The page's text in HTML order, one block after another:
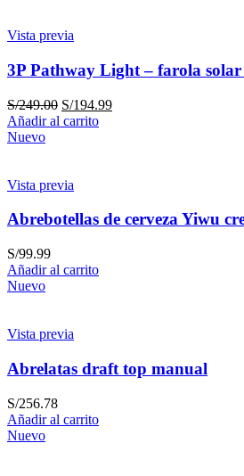
Vista previa
3P Pathway Light – farola
S/249.00 S/194.99
Añadir al carrito
Nuevo
Vista previa
Abrebotellas de cerveza Yiwu
S/99.99
Añadir al carrito
Nuevo
Vista previa
Abrelatas draft top manual
S/256.78
Añadir al carrito
Nuevo